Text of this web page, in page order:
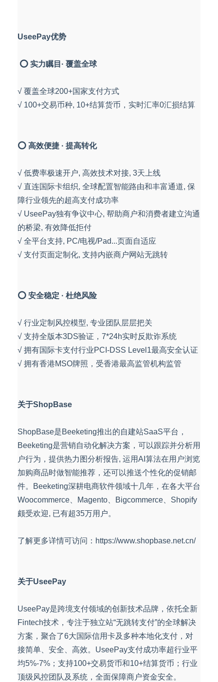
UseePay优势
⭕ 实力瞩目· 覆盖全球
√ 覆盖全球200+国家支付方式
√ 100+交易币种, 10+结算货币，实时汇率0汇损结算
⭕ 高效便捷 · 提高转化
√ 低费率极速开户, 高效技术对接, 3天上线
√ 直连国际卡组织, 全球配置智能路由和丰富通道, 保
障行业领先的超高支付成功率
√ UseePay独有争议中心, 帮助商户和消费者建立沟通
的桥梁, 有效降低拒付
√ 全平台支持, PC/电视/Pad...页面自适应
√ 支付页面定制化, 支持内嵌商户网站无跳转
⭕ 安全稳定 · 杜绝风险
√ 行业定制风控模型, 专业团队层层把关
√ 支持全版本3DS验证，7*24h实时反欺诈系统
√ 拥有国际卡支付行业PCI-DSS Level1最高安全认证
√ 拥有香港MSO牌照，受香港最高监管机构监管
关于ShopBase
ShopBase是Beeketing推出的自建站SaaS平台，
Beeketing是营销自动化解决方案，可以跟踪并分析用
户行为，提供热力图分析报告, 运用AI算法在用户浏览
加购商品时做智能推荐，还可以推送个性化的促销邮
件。Beeketing深耕电商软件领域十几年，在各大平台
Woocommerce、Magento、Bigcommerce、Shopify
颇受欢迎, 已有超35万用户。
了解更多详情可访问：https://www.shopbase.net.cn/
关于UseePay
UseePay是跨境支付领域的创新技术品牌，依托全新
Fintech技术，专注于独立站“无跳转支付”的全球解决
方案，聚合了6大国际信用卡及多种本地化支付，对
接简单、安全、高效。UseePay支付成功率超行业平
均5%-7%；支持100+交易货币和10+结算货币；行业
顶级风控团队及系统，全面保障商户资金安全。